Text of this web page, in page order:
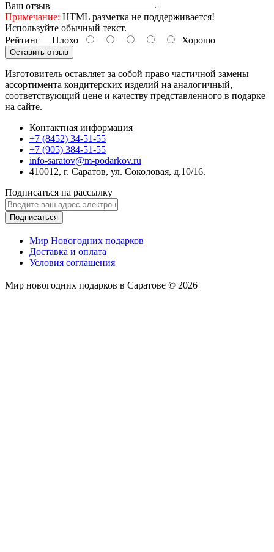
Ваш отзыв
Примечание: HTML разметка не поддерживается!
Используйте обычный текст.
Рейтинг Плохо Хорошо
Оставить отзыв
Изготовитель оставляет за собой право частичной замены
ассортимента кондитерских изделий на аналогичный,
соответствующий цене и качеству представленного в подарке
на сайте.
Контактная информация
+7 (8452) 34-51-55
+7 (905) 384-51-55
info-saratov@m-podarkov.ru
410012, г. Саратов, ул. Соколовая, д.10/16.
Подписаться на рассылку
Подписаться
Мир Новогодних подарков
Доставка и оплата
Условия соглашения
Мир новогодних подарков в Саратове © 2026